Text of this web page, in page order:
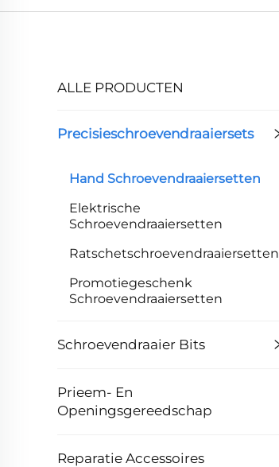
ALLE PRODUCTEN
Precisieschroevendraaiersets
Hand Schroevendraaiersetten
Elektrische
Schroevendraaiersetten
Ratschetschroevendraaiersetten
Promotiegeschenk
Schroevendraaiersetten
Schroevendraaier Bits
Prieem- En
Openingsgereedschap
Reparatie Accessoires